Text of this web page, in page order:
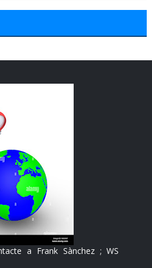
a Frank Sànchez ; WS